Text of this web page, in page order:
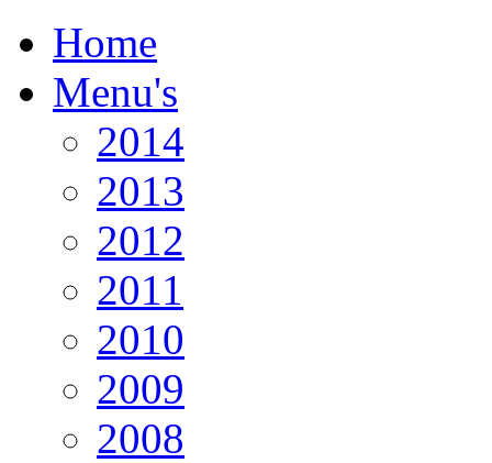
Home
Menu's
2014
2013
2012
2011
2010
2009
2008